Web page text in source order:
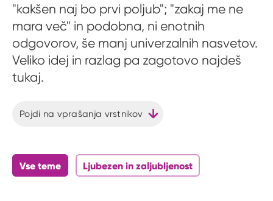
"kakšen naj bo prvi poljub"; "zakaj me ne
mara več" in podobna, ni enotnih
odgovorov, še manj univerzalnih nasvetov.
Veliko idej in razlag pa zagotovo najdeš
tukaj.
Pojdi na vprašanja vrstnikov
Vse teme Ljubezen in zaljubljenost